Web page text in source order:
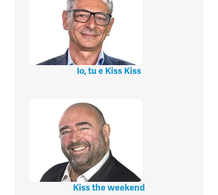
Io, tu e Kiss Kiss
Kiss the weekend